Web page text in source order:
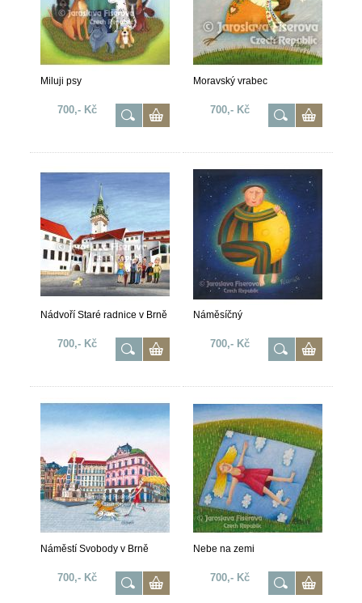
Miluji psy
700,- Kč
Moravský vrabec
700,- Kč
Nádvoří Staré radnice v Brně
700,- Kč
Náměsíčný
700,- Kč
Náměstí Svobody v Brně
700,- Kč
Nebe na zemi
700,- Kč